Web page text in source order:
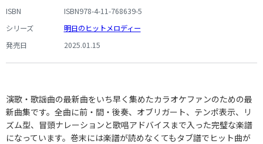
ISBN
ISBN978-4-11-768639-5
シリーズ
明日のヒットメロディー
発売日
2025.01.15
演歌・歌謡曲の最新曲をいち早く集めたカラオケファンのための最
新曲集です。全曲に前・間・後奏、オブリガート、テンポ表示、リ
ズム型、冒頭ナレーションと歌唱アドバイスまで入った完璧な楽譜
になっています。巻末には楽譜が読めなくてもタブ譜でヒット曲が